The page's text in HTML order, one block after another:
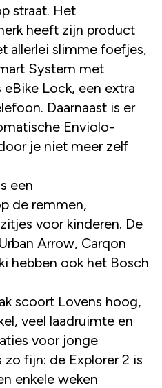
straat. Het
heeft zijn product
allerlei slimme foefjes,
System met
Lock, een extra
Daarnaast is er
Enviolo-
je niet meer zelf
een
de remmen,
voor kinderen. De
Arrow, Carqon
hebben ook het Bosch
scoort Lovens hoog,
veel laadruimte en
voor jonge
fijn: de Explorer 2 is
enkele weken